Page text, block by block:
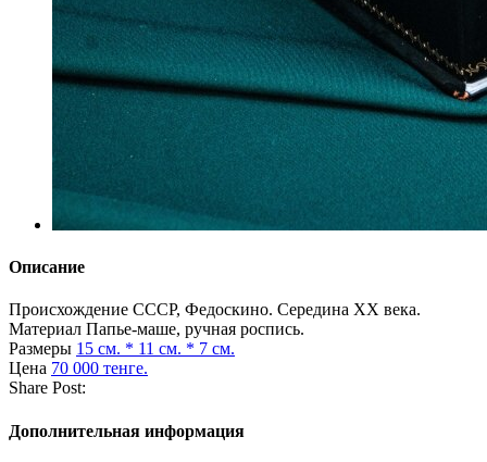
Описание
Происхождение СССР, Федоскино. Середина ХХ века.
Материал Папье-маше, ручная роспись.
Размеры 15 см. * 11 см. * 7 см.
Цена 70 000 тенге.
Share Post:
Дополнительная информация